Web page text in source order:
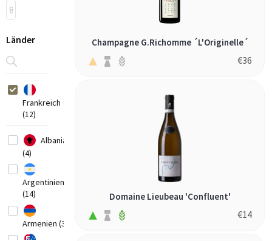
Länder
Frankreich
(12)
Albania
(4)
Argentinien
(14)
Armenien (3)
Champagne G.Richomme ´L'Originelle´
€36
Domaine Lieubeau 'Confluent'
€14